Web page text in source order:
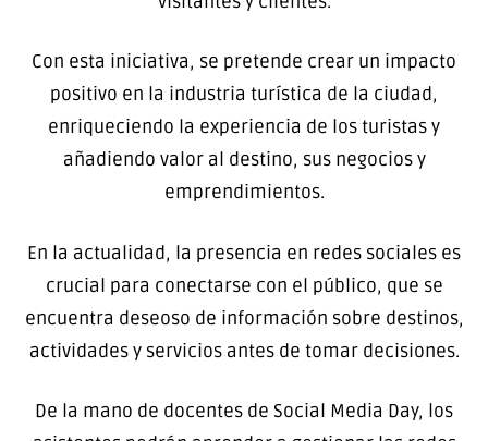
Con esta iniciativa, se pretende crear un impacto
positivo en la industria turística de la ciudad,
enriqueciendo la experiencia de los turistas y
añadiendo valor al destino, sus negocios y
emprendimientos.
En la actualidad, la presencia en redes sociales es
crucial para conectarse con el público, que se
encuentra deseoso de información sobre destinos,
actividades y servicios antes de tomar decisiones.
De la mano de docentes de Social Media Day, los